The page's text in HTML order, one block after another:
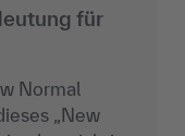
für
Normal
„New